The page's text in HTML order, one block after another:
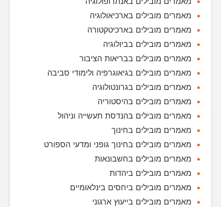
מאמרים מובילים בארכיאולוגיה
מאמרים מובילים בארכיטקטורה
מאמרים מובילים בביולוגיה
מאמרים מובילים בבריאות הציבור
מאמרים מובילים בגיאוגרפיה ולימודי סביבה
מאמרים מובילים בגרונטולוגיה
מאמרים מובילים בהיסטוריה
מאמרים מובילים בהנדסת תעשייה וניהול
מאמרים מובילים בחינוך
מאמרים מובילים בחינוך גופני ומדעי הספורט
מאמרים מובילים בחשבונאות
מאמרים מובילים ביהדות
מאמרים מובילים ביחסים בינלאומיים
מאמרים מובילים בייעוץ ארגוני